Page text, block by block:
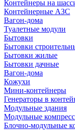
Контейнеры на
Контейнерные АЗС
Вагон-дома
Туалетные модули
Бытовки
Бытовки
Бытовки жилые
Бытовки дачные
Вагон-дома
Кожухи
Мини-контейнеры
Генераторы в
Модульные здания
Модульные
Блочно-модульные